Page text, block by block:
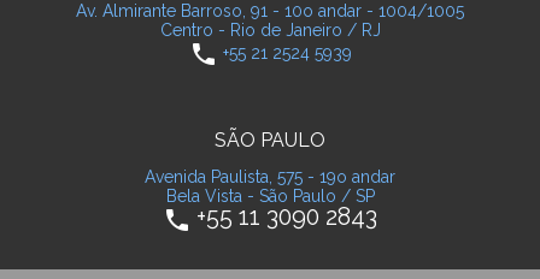
Av. Almirante Barroso, 91 - 10o andar - 1004/1005
Centro - Rio de Janeiro / RJ
phone +55 21 2524 5939
SÃO PAULO
Avenida Paulista, 575 - 19o andar
Bela Vista - São Paulo / SP
phone +55 11 3090 2843